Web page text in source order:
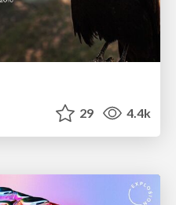
29 4.4k